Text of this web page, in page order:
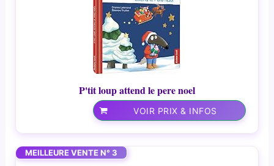
P'tit loup attend le pere noel
VOIR PRIX & INFOS
MEILLEURE VENTE N° 3